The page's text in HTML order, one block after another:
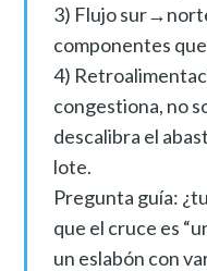
3) Flujo
componentes
4)
congestiona, no
descalibra el
lote.
Pregunta guía:
que el cruce es
un eslabón con